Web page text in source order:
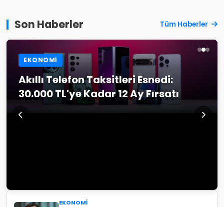
Son Haberler Tüm Haberler
EKONOMI
Akıllı Telefon Taksitleri Esnedi:
30.000 TL'ye Kadar 12 Ay Fırsatı
EKONOMI